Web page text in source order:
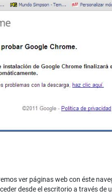
ver páginas web con éste
desde el escritorio a través de